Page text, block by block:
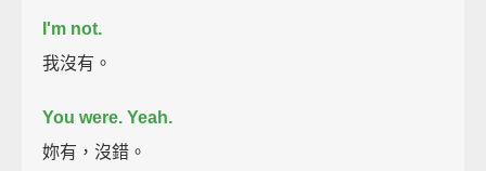
I'm not.
我沒有。
You were. Yeah.
妳有，沒錯。